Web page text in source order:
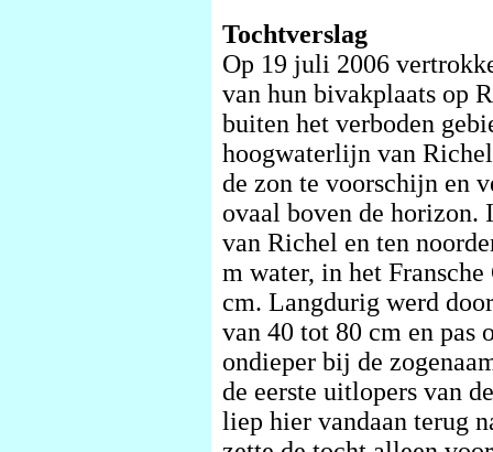
Tochtverslag
Op 19 juli 2006
van hun bivakplaats op
buiten het verboden
hoogwaterlijn van
de zon te voorschijn en
ovaal boven de horizon.
van Richel en ten
m water, in het
cm. Langdurig werd
van 40 tot 80 cm en pas
ondieper bij de
de eerste uitlopers van
liep hier vandaan terug